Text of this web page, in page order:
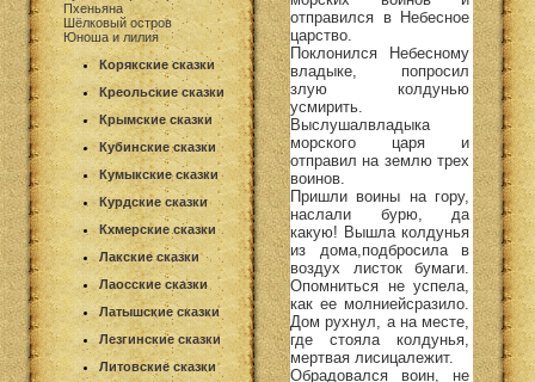
Пхеньяна
Шёлковый остров
Юноша и лилия
Корякские сказки
Креольские сказки
Крымские сказки
Кубинские сказки
Кумыкские сказки
Курдские сказки
Кхмерские сказки
Лакские сказки
Лаосские сказки
Латышские сказки
Лезгинские сказки
Литовские сказки
отправился в Небесное
царство.
Поклонился Небесному
владыке, попросил
злую колдунью
усмирить.
Выслушалвладыка
морского царя и
отправил на землю трех
воинов.
Пришли воины на гору,
наслали бурю, да
какую! Вышла колдунья
из дома,подбросила в
воздух листок бумаги.
Опомниться не успела,
как ее молниейсразило.
Дом рухнул, а на месте,
где стояла колдунья,
мертвая лисицалежит.
Обрадовался воин, не